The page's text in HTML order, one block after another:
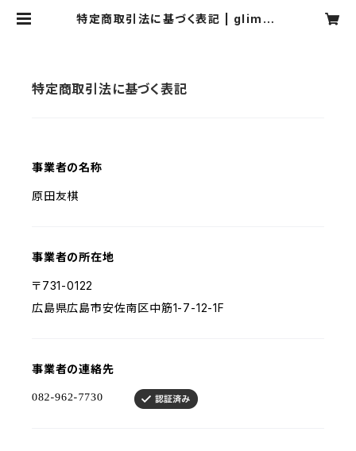
特定商取引法に基づく表記 | glimps
特定商取引法に基づく表記
事業者の名称
原田友棋
事業者の所在地
〒731-0122
広島県広島市安佐南区中筋1-7-12-1F
事業者の連絡先